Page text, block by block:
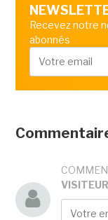
Recevez notre
abonnés
VISITEUR